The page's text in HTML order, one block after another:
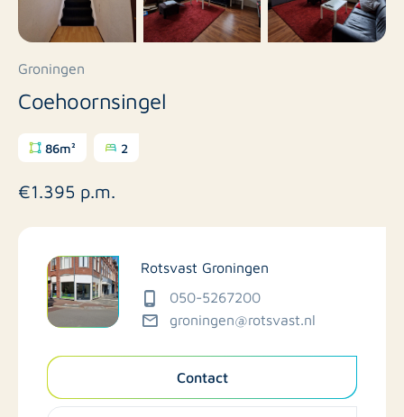
Groningen
Coehoornsingel
86m² 2
€1.395 p.m.
Rotsvast Groningen
050-5267200
groningen@rotsvast.nl
Contact